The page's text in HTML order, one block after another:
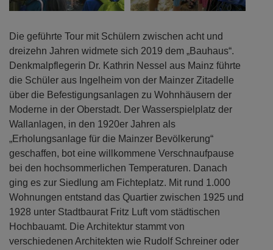
Die geführte Tour mit Schülern zwischen acht und
dreizehn Jahren widmete sich 2019 dem „Bauhaus“.
Denkmalpflegerin Dr. Kathrin Nessel aus Mainz führte
die Schüler aus Ingelheim von der Mainzer Zitadelle
über die Befestigungsanlagen zu Wohnhäusern der
Moderne in der Oberstadt. Der Wasserspielplatz der
Wallanlagen, in den 1920er Jahren als
„Erholungsanlage für die Mainzer Bevölkerung“
geschaffen, bot eine willkommene Verschnaufpause
bei den hochsommerlichen Temperaturen. Danach
ging es zur Siedlung am Fichteplatz. Mit rund 1.000
Wohnungen entstand das Quartier zwischen 1925 und
1928 unter Stadtbaurat Fritz Luft vom städtischen
Hochbauamt. Die Architektur stammt von
verschiedenen Architekten wie Rudolf Schreiner oder